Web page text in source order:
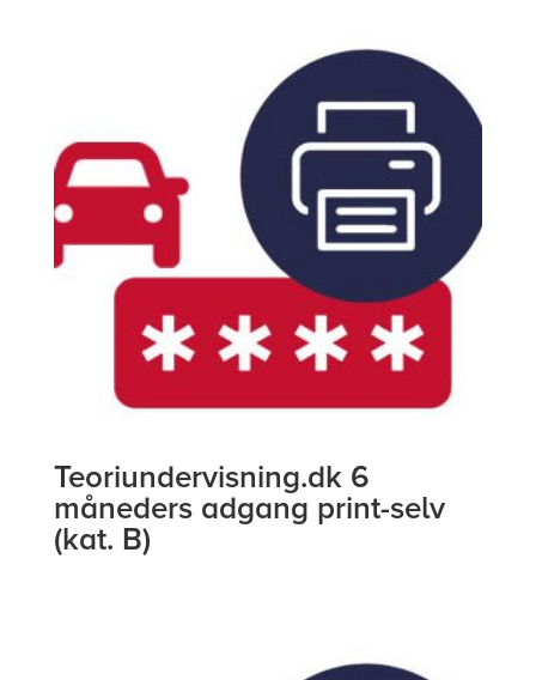
Teoriundervisning.dk 6
måneders adgang print-selv
(kat. B)